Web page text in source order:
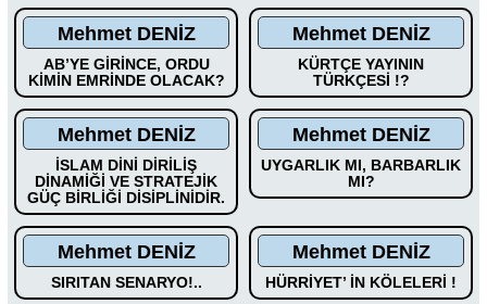
Mehmet DENİZ
AB’YE GİRİNCE, ORDU
KİMİN EMRİNDE OLACAK?
Mehmet DENİZ
KÜRTÇE YAYININ
TÜRKÇESİ !?
Mehmet DENİZ
İSLAM DİNİ DİRİLİŞ
DİNAMİĞİ VE STRATEJİK
GÜÇ BİRLİĞİ DİSİPLİNİDİR.
Mehmet DENİZ
UYGARLIK MI, BARBARLIK
MI?
Mehmet DENİZ
SIRITAN SENARYO!..
Mehmet DENİZ
HÜRRİYET’ İN KÖLELERİ !